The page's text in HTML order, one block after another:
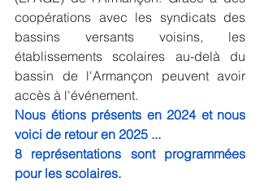
coopérations avec les syndicats des
bassins versants voisins, les
établissements scolaires au-delà du
bassin de l'Armançon peuvent avoir
accès à l'événement.
Nous étions présents en 2024 et nous
voici de retour en 2025 ...
8 représentations sont programmées
pour les scolaires.